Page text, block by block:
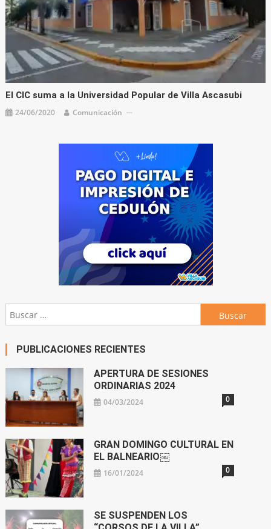
El CIC suma a la Universidad Popular de Villa Ascasubi
24/06/2020 Comunicación
Buscar:
PUBLICACIONES RECIENTES
APERTURA DE SESIONES
ORDINARIAS 2024
04/03/2024 0
GRAN DOMINGO CULTURAL EN
EL BALNEARIO￼
16/01/2024 0
SE SUSPENDEN LOS